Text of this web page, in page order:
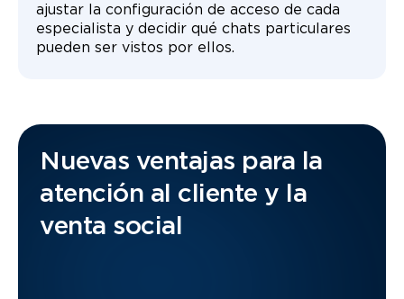
ajustar la configuración de acceso de cada
especialista y decidir qué chats particulares
pueden ser vistos por ellos.
Nuevas ventajas para la
atención al cliente y la
venta social